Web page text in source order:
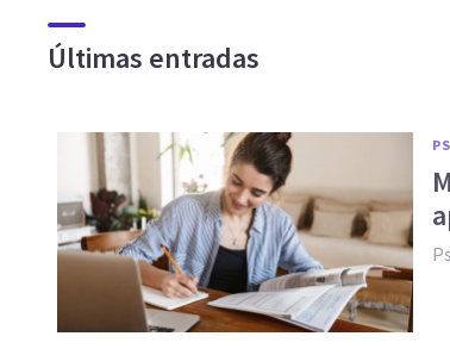
Últimas entradas